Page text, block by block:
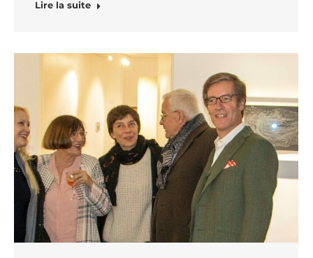
Lire la suite